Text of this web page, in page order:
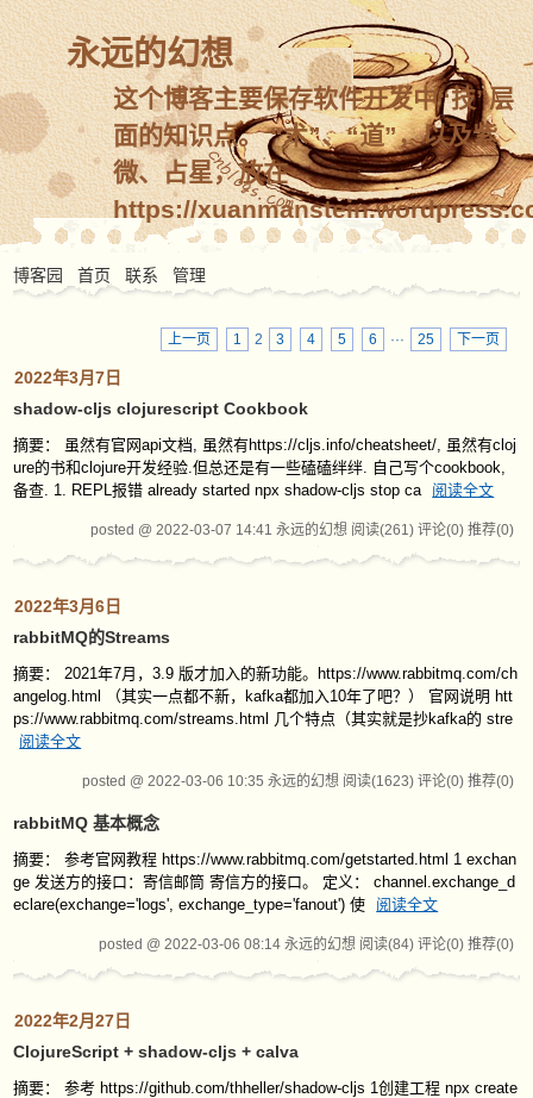
永远的幻想
这个博客主要保存软件开发中“技”层
面的知识点。 “术”、“道”，以及紫
微、占星，放在
https://
博客园 首页 联系 管理
上一页 1 2 3 4 5 6 ··· 25 下一页
2022年3月7日
shadow-cljs clojurescript Cookbook
摘要： 虽然有官网api文档, 虽然有https://cljs.info/cheatsheet/, 虽然有cloj
ure的书和clojure开发经验.但总还是有一些磕磕绊绊. 自己写个cookbook,
备查. 1. REPL报错 already started npx shadow-cljs stop ca 阅读全文
posted @ 2022-03-07 14:41 永远的幻想 阅读(261) 评论(0) 推荐(0)
2022年3月6日
rabbitMQ的Streams
摘要： 2021年7月，3.9 版才加入的新功能。https://www.rabbitmq.com/ch
angelog.html （其实一点都不新，kafka都加入10年了吧？） 官网说明 htt
ps://www.rabbitmq.com/streams.html 几个特点（其实就是抄kafka的 stre
阅读全文
posted @ 2022-03-06 10:35 永远的幻想 阅读(1623) 评论(0) 推荐(0)
rabbitMQ 基本概念
摘要： 参考官网教程 https://www.rabbitmq.com/getstarted.html 1 exchan
ge 发送方的接口：寄信邮筒 寄信方的接口。 定义： channel.exchange_d
eclare(exchange='logs', exchange_type='fanout') 使
阅读全文
posted @ 2022-03-06 08:14 永远的幻想 阅读(84) 评论(0) 推荐(0)
2022年2月27日
ClojureScript + shadow-cljs + calva
摘要： 参考 https://github.com/thheller/shadow-cljs 1创建工程 npx create